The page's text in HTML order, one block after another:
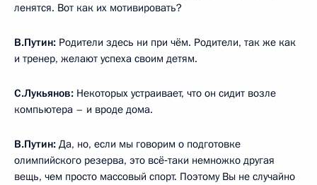
ленятся. Вот как их мотивировать?
В.Путин: Родители здесь ни при чём. Родители, так же как
и тренер, желают успеха своим детям.
С.Лукьянов: Некоторых устраивает, что он сидит возле
компьютера – и вроде дома.
В.Путин: Да, но, если мы говорим о подготовке
олимпийского резерва, это всё‑таки немножко другая
вещь, чем просто массовый спорт. Поэтому Вы не случайно